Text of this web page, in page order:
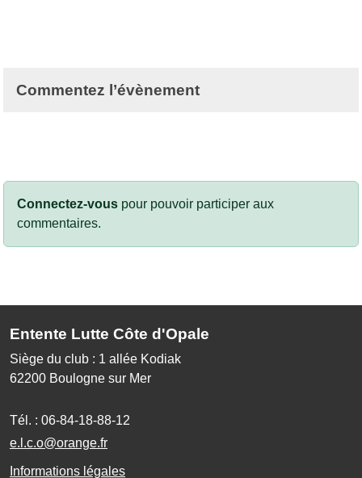
Commentez l’évènement
Connectez-vous pour pouvoir participer aux
commentaires.
Entente Lutte Côte d'Opale
Siège du club : 1 allée Kodiak
62200 Boulogne sur Mer
Tél. : 06-84-18-88-12
e.l.c.o@orange.fr
Informations légales